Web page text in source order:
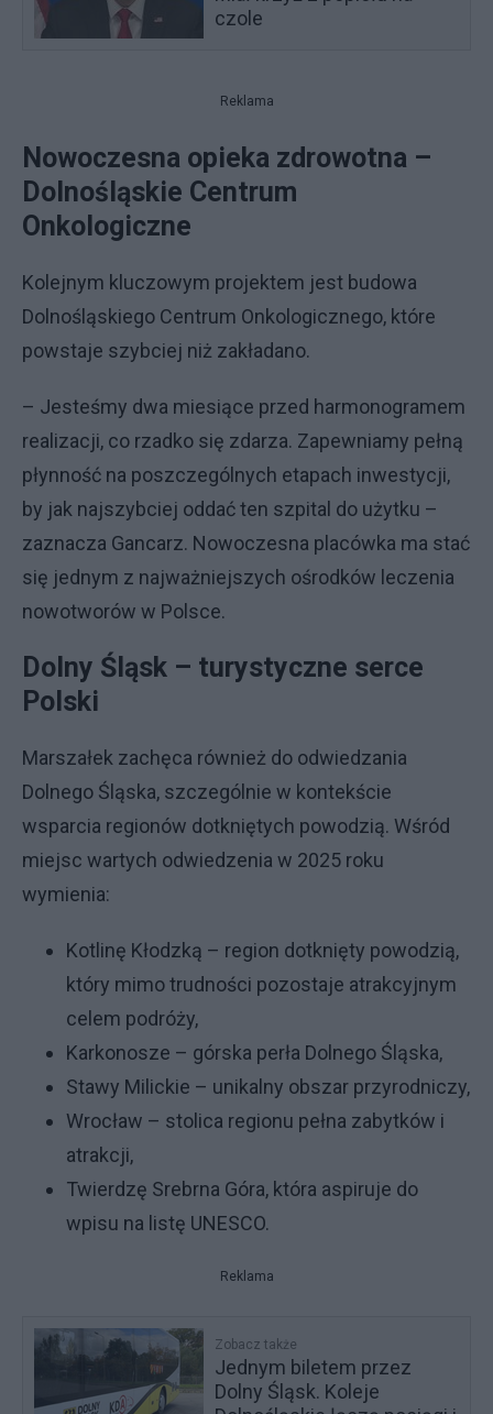
czole
Reklama
Nowoczesna opieka zdrowotna –
Dolnośląskie Centrum
Onkologiczne
Kolejnym kluczowym projektem jest budowa
Dolnośląskiego Centrum Onkologicznego, które
powstaje szybciej niż zakładano.
– Jesteśmy dwa miesiące przed harmonogramem
realizacji, co rzadko się zdarza. Zapewniamy pełną
płynność na poszczególnych etapach inwestycji,
by jak najszybciej oddać ten szpital do użytku –
zaznacza Gancarz. Nowoczesna placówka ma stać
się jednym z najważniejszych ośrodków leczenia
nowotworów w Polsce.
Dolny Śląsk – turystyczne serce
Polski
Marszałek zachęca również do odwiedzania
Dolnego Śląska, szczególnie w kontekście
wsparcia regionów dotkniętych powodzią. Wśród
miejsc wartych odwiedzenia w 2025 roku
wymienia:
Kotlinę Kłodzką – region dotknięty powodzią,
który mimo trudności pozostaje atrakcyjnym
celem podróży,
Karkonosze – górska perła Dolnego Śląska,
Stawy Milickie – unikalny obszar przyrodniczy,
Wrocław – stolica regionu pełna zabytków i
atrakcji,
Twierdzę Srebrna Góra, która aspiruje do
wpisu na listę UNESCO.
Reklama
Zobacz także
Jednym biletem przez
Dolny Śląsk. Koleje